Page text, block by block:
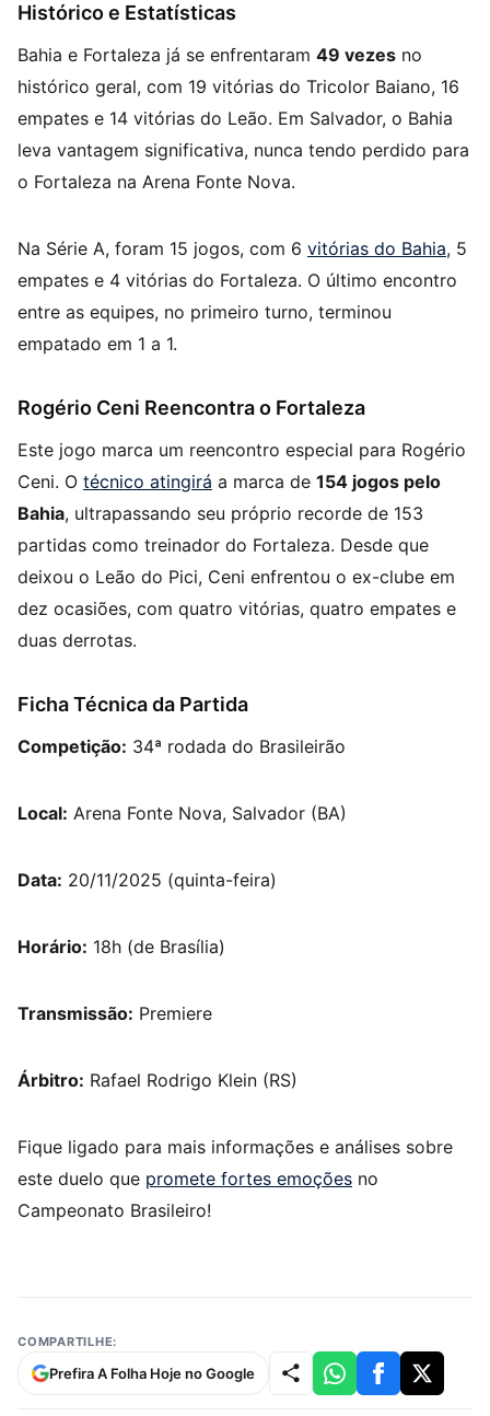
Histórico e Estatísticas
Bahia e Fortaleza já se enfrentaram 49 vezes no
histórico geral, com 19 vitórias do Tricolor Baiano, 16
empates e 14 vitórias do Leão. Em Salvador, o Bahia
leva vantagem significativa, nunca tendo perdido para
o Fortaleza na Arena Fonte Nova.
Na Série A, foram 15 jogos, com 6 vitórias do Bahia, 5
empates e 4 vitórias do Fortaleza. O último encontro
entre as equipes, no primeiro turno, terminou
empatado em 1 a 1.
Rogério Ceni Reencontra o Fortaleza
Este jogo marca um reencontro especial para Rogério
Ceni. O técnico atingirá a marca de 154 jogos pelo
Bahia, ultrapassando seu próprio recorde de 153
partidas como treinador do Fortaleza. Desde que
deixou o Leão do Pici, Ceni enfrentou o ex-clube em
dez ocasiões, com quatro vitórias, quatro empates e
duas derrotas.
Ficha Técnica da Partida
Competição: 34ª rodada do Brasileirão
Local: Arena Fonte Nova, Salvador (BA)
Data: 20/11/2025 (quinta-feira)
Horário: 18h (de Brasília)
Transmissão: Premiere
Árbitro: Rafael Rodrigo Klein (RS)
Fique ligado para mais informações e análises sobre
este duelo que promete fortes emoções no
Campeonato Brasileiro!
COMPARTILHE:
Prefira A Folha Hoje no Google